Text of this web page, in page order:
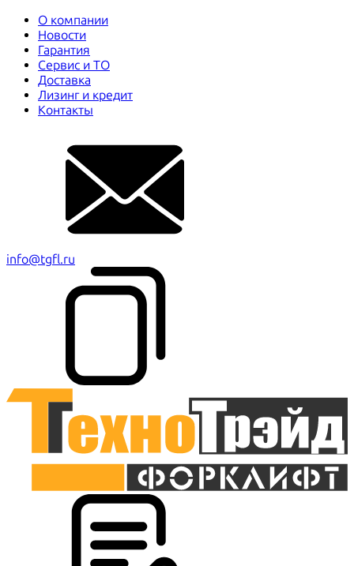
О компании
Новости
Гарантия
Сервис и ТО
Доставка
Лизинг и кредит
Контакты
info@tgfl.ru